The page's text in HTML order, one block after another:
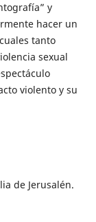
y
hacer un
tanto
sexual
violento y su
de Jerusalén.